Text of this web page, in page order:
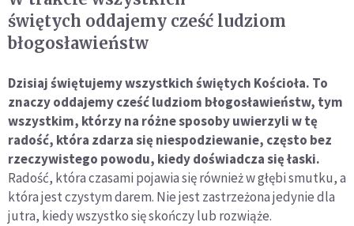
świętych oddajemy cześć ludziom
błogosławieństw
Dzisiaj świętujemy wszystkich świętych Kościoła. To
znaczy oddajemy cześć ludziom błogosławieństw, tym
wszystkim, którzy na różne sposoby uwierzyli w tę
radość, która zdarza się niespodziewanie, często bez
rzeczywistego powodu, kiedy doświadcza się łaski.
Radość, która czasami pojawia się również w głębi smutku, a
która jest czystym darem. Nie jest zastrzeżona jedynie dla
jutra, kiedy wszystko się skończy lub rozwiąże.